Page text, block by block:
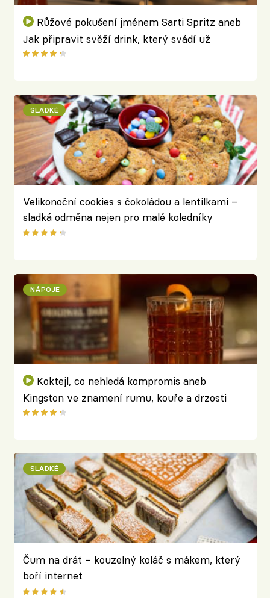
Růžové pokušení jménem Sarti Spritz aneb
Jak připravit svěží drink, který svádí už
prvním douškem
SLADKÉ
Velikonoční cookies s čokoládou a lentilkami –
sladká odměna nejen pro malé koledníky
NÁPOJE
Koktejl, co nehledá kompromis aneb
Kingston ve znamení rumu, kouře a drzosti
Karibiku
SLADKÉ
Čum na drát – kouzelný koláč s mákem, který
boří internet